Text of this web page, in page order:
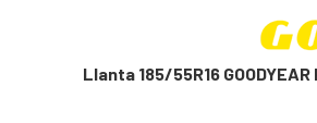
Llanta 185/55R16 GOODYEAR